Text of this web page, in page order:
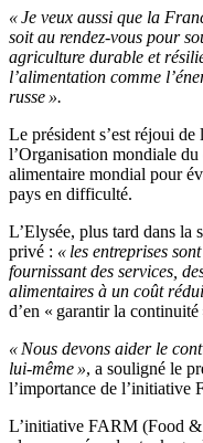
« Je veux aussi que la
soit au rendez-vous pour
agriculture durable et
l’alimentation comme
russe ».
Le président s’est réjoui
l’Organisation mondiale
alimentaire mondial pour
pays en difficulté.
L’Elysée, plus tard dans la
privé : « les entreprises
fournissant des services,
alimentaires à un coût
d’en « garantir la continuité
« Nous devons aider le
lui-même », a souligné le
l’importance de l’initiative
L’initiative FARM (Food